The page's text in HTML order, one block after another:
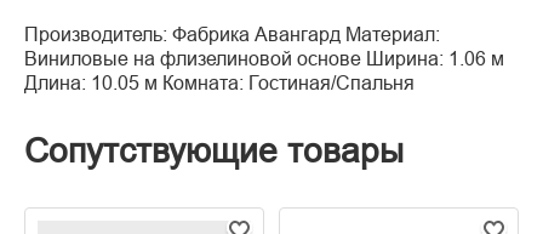
Производитель: Фабрика Авангард Материал:
Виниловые на флизелиновой основе Ширина: 1.06 м
Длина: 10.05 м Комната: Гостиная/Спальня
Сопутствующие товары